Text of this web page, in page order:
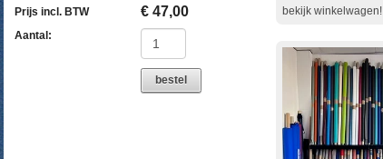
Prijs incl. BTW
€ 47,00
Aantal:
bestel
bekijk winkelwagen!